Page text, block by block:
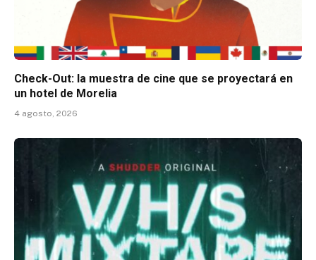
Check-Out: la muestra de cine que se proyectará en
un hotel de Morelia
4 agosto, 2026